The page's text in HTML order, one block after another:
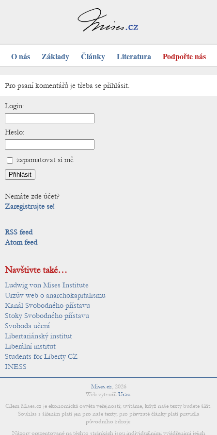
O nás Základy Články Literatura Podpořte nás
Pro psaní komentářů je třeba se přihlásit.
Login:
Heslo:
zapamatovat si mě
Nemáte zde účet?
Zaregistrujte se!
RSS feed
Atom feed
Navštivte také…
Ludwig von Mises Institute
Urzův web o anarchokapitalismu
Kanál Svobodného přístavu
Stoky Svobodného přístavu
Svoboda učení
Libertariánský institut
Liberální institut
Students for Liberty CZ
INESS
Mises.cz, 2026
Web vytvořil Urza.
Cílem Mises.cz je ekonomická osvěta veřejnosti; uvítáme, když naše texty budete šířit.
Souhlas s šířením platí jen pro naše texty; pro převzaté články platí pravidla
původního zdroje.
Názory prezentované na těchto stránkách jsou individuálními vyjádřeními jejich